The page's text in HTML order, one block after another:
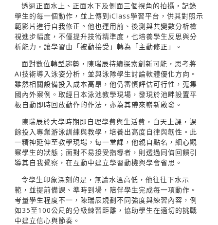
透過正面水上、正面水下及側面三個視角的拍攝，記錄
學生的每一個動作，並上傳到iClass學習平台，供其對照示
範影片進行自我修正。他也運用前、後測與共變數分析檢
視進步幅度，不僅提升技術精準度，也培養學生反思與分
析能力，讓學習由「被動接受」轉為「主動修正」。
面對數位轉型趨勢，陳瑞辰持續探索創新可能，思考將
AI技術導入泳姿分析，並與泳隊學生討論軟體優化方向。
雖然相關設備投入成本高昂，他仍審慎評估可行性，蒐集
國內外案例。取經日本泳池教學現場，發現於池畔設置平
板自動即時回放動作的作法，亦為其帶來嶄新啟發。
陳瑞辰於大學時期即自理學費與生活費，白天上課，課
餘投入專業游泳訓練與教學，培養出高度自律與韌性。此
一精神延伸至教學現場，每一堂課，他親自點名，細心觀
察學生的狀態；面對不易接受指導者，則透過同儕回饋引
導其自我覺察，在互動中建立學習動機與學會省思。
令學生印象深刻的是，無論水溫高低，他往往下水示
範，並提前備課、準時到場，陪伴學生完成每一項動作。
考量學生程度不一，陳瑞辰規劃不同強度與練習內容，例
如35至100公尺的分級練習距離，協助學生在適切的挑戰
中建立信心與節奏。